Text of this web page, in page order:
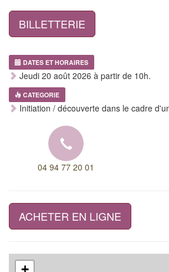
BILLETTERIE
DATES ET HORAIRES
Jeudi 20 août 2026 à partir de 10h.
CATEGORIE
Initiation / découverte dans le cadre
04 94 77 20 01
ACHETER EN LIGNE